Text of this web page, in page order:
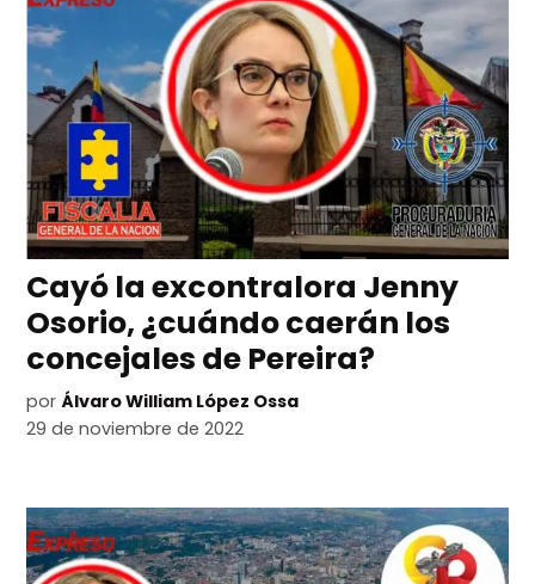
Cayó la excontralora Jenny
Osorio, ¿cuándo caerán los
concejales de Pereira?
por Álvaro William López Ossa
29 de noviembre de 2022